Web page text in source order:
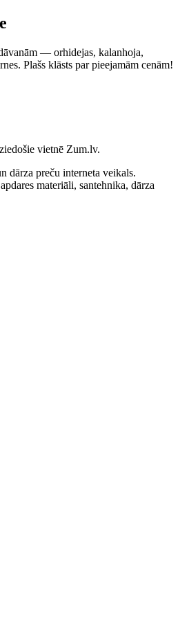
— orhidejas, kalanhoja,
Plašs klāsts par pieejamām cenām!
vietnē Zum.lv.
dārza preču interneta veikals.
materiāli, santehnika, dārza